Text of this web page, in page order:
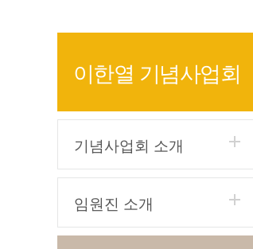
이한열 기념사업회
기념사업회 소개
임원진 소개